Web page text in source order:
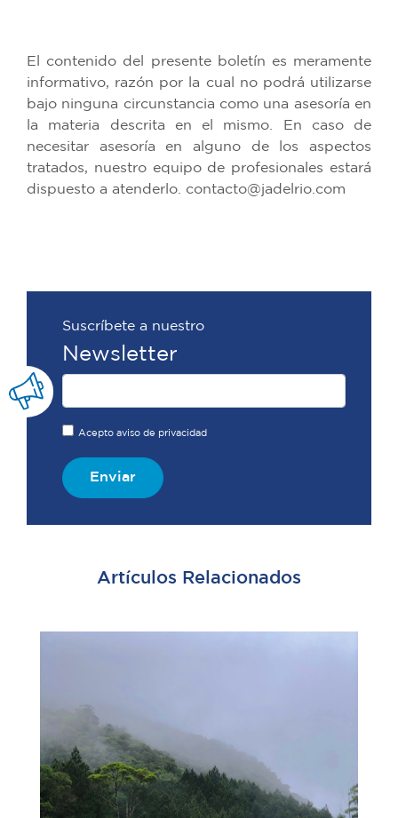
El contenido del presente boletín es meramente
informativo, razón por la cual no podrá utilizarse
bajo ninguna circunstancia como una asesoría en
la materia descrita en el mismo. En caso de
necesitar asesoría en alguno de los aspectos
tratados, nuestro equipo de profesionales estará
dispuesto a atenderlo. contacto@jadelrio.com
Suscríbete a nuestro
Newsletter
Acepto aviso de privacidad
Enviar
Artículos Relacionados